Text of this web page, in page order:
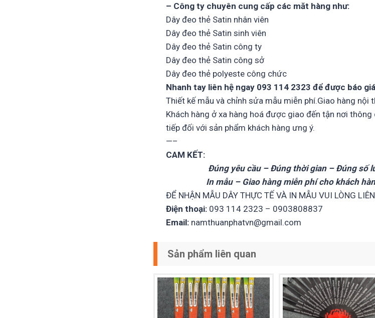
– Công ty chuyên cung cấp các măt hàng như:
Dây đeo thẻ Satin nhân viên
Dây đeo thẻ Satin sinh viên
Dây đeo thẻ Satin công ty
Dây đeo thẻ Satin công sở
Dây đeo thẻ polyeste công chức
Nhanh tay liên hệ ngay 093 114 2323 để được báo
Thiết kế mẫu và chỉnh sửa mẫu miễn phí.Giao hàng nội
Khách hàng ở xa hàng hoá được giao đến tận nơi
tiếp đối với sản phẩm khách hàng ưng ý.
—–
CAM KẾT:
Đúng yêu cầu – Đúng thời gian – Đúng số
In mẫu – Giao hàng miễn phí cho khách
ĐỂ NHẬN MẪU DÂY THỰC TẾ VÀ IN MẪU VUI LÒNG
Điện thoại: 093 114 2323 – 0903808837
Email: namthuanphatvn@gmail.com
Sản phẩm liên quan